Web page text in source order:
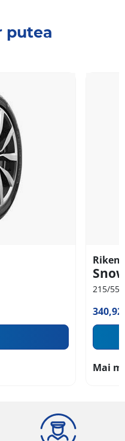
putea
Riken
215/55
Mai